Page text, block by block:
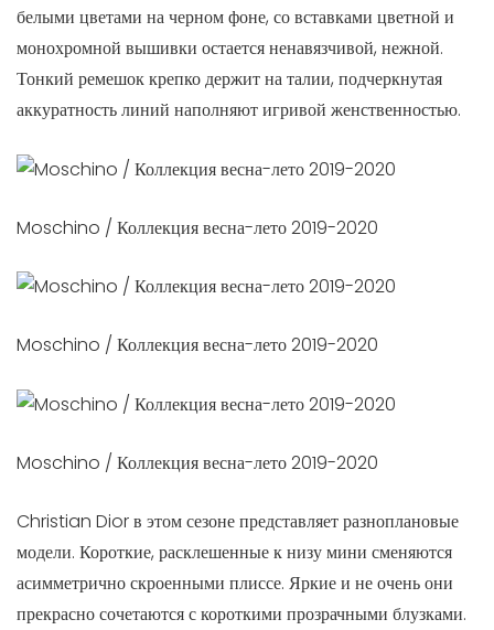
белыми цветами на черном фоне, со вставками цветной и
монохромной вышивки остается ненавязчивой, нежной.
Тонкий ремешок крепко держит на талии, подчеркнутая
аккуратность линий наполняют игривой женственностью.
Moschino / Коллекция весна-лето 2019-2020
Moschino / Коллекция весна-лето 2019-2020
Moschino / Коллекция весна-лето 2019-2020
Christian Dior в этом сезоне представляет разноплановые
модели. Короткие, расклешенные к низу мини сменяются
асимметрично скроенными плиссе. Яркие и не очень они
прекрасно сочетаются с короткими прозрачными блузками.